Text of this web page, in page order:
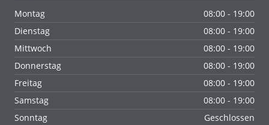
Montag
08:00 - 19:00
Dienstag
08:00 - 19:00
Mittwoch
08:00 - 19:00
Donnerstag
08:00 - 19:00
Freitag
08:00 - 19:00
Samstag
08:00 - 19:00
Sonntag
Geschlossen